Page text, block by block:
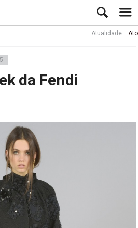
Atualidade Ator Rui
da Fendi